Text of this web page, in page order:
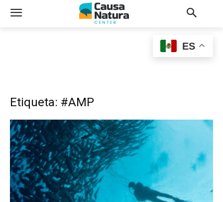
Etiqueta: #AMP
ES